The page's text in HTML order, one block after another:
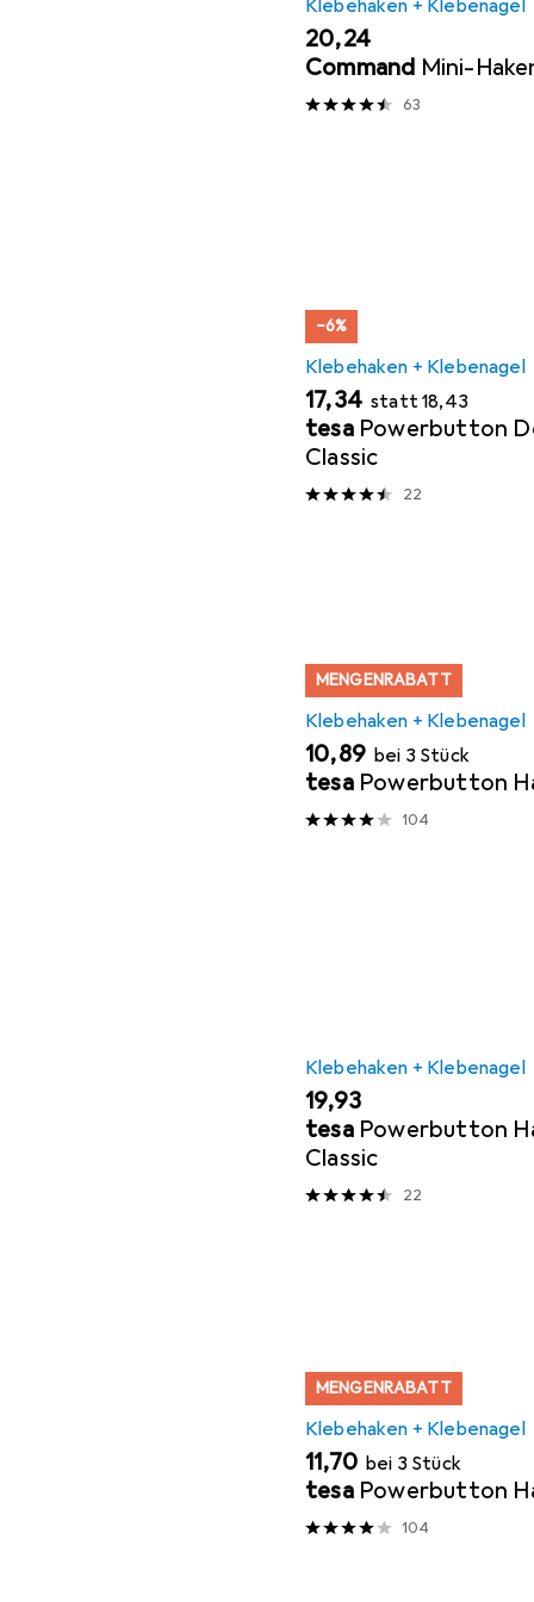
Klebehaken + Klebenagel
EUR
20,24
Command Mini-
63
−6%
Klebehaken + Klebenagel
EUR
17,34 stattEUR
18,43
tesa Powerbutton
Classic
22
MENGENRABATT
Klebehaken + Klebenagel
EUR
10,89 bei 3 Stück
tesa Powerbutton
104
Klebehaken + Klebenagel
EUR
19,93
tesa Powerbutton
Classic
22
MENGENRABATT
Klebehaken + Klebenagel
EUR
11,70 bei 3 Stück
tesa Powerbutton
104